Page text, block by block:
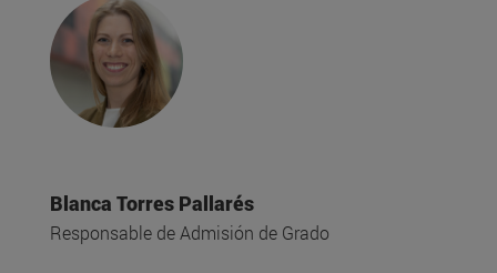
Blanca Torres Pallarés
Responsable de Admisión de Grado